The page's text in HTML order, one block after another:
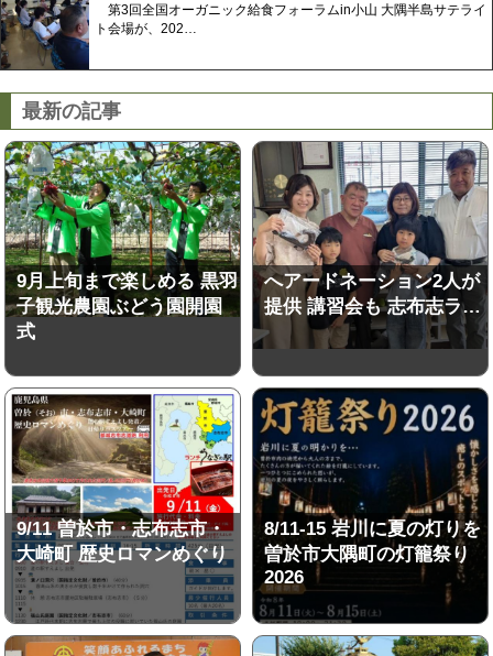
第3回全国オーガニック給食フォーラムin小山 大隅半島サテライ
ト会場が、202…
最新の記事
9月上旬まで楽しめる 黒羽
子観光農園ぶどう園開園
式
へアードネーション2人が
提供 講習会も 志布志ラ…
9/11 曽於市・志布志市・
大崎町 歴史ロマンめぐり
8/11-15 岩川に夏の灯りを
曽於市大隅町の灯籠祭り
2026